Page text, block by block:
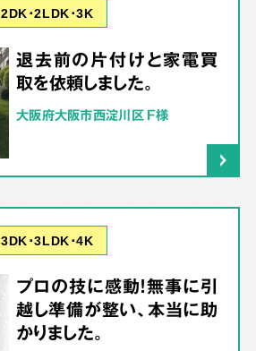
2DK･2LDK･3K
退去前の片付けと家電買
取を依頼しました。
大阪府大阪市西淀川区 F様
3DK･3LDK･4K
プロの技に感動！無事に引
越し準備が整い、本当に助
かりました。